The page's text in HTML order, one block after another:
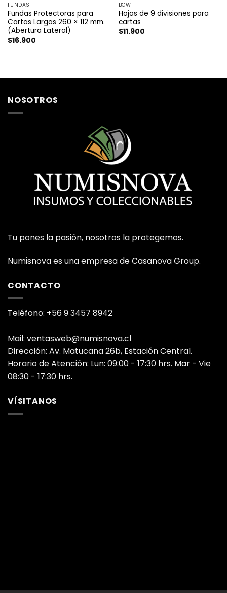
FUNDAS
Fundas Protectoras para
Cartas Largas 260 × 112 mm.
(Abertura Lateral)
$16.900
BCW
Hojas de 9 divisiones para
cartas
$11.900
NOSOTROS
Tu pones la pasión, nosotros la protegemos.
Numisnova es una empresa de Casanova Group.
CONTACTO
Teléfono: +56 9 3457 8942
Mail: ventasweb@numisnova.cl
Dirección: Av. Matucana 26b, Estación Central.
Horario de Atención: Lun: 09:00 - 17:30 hrs. Mar - Vie
08:30 - 17:30 hrs.
VÍSITANOS